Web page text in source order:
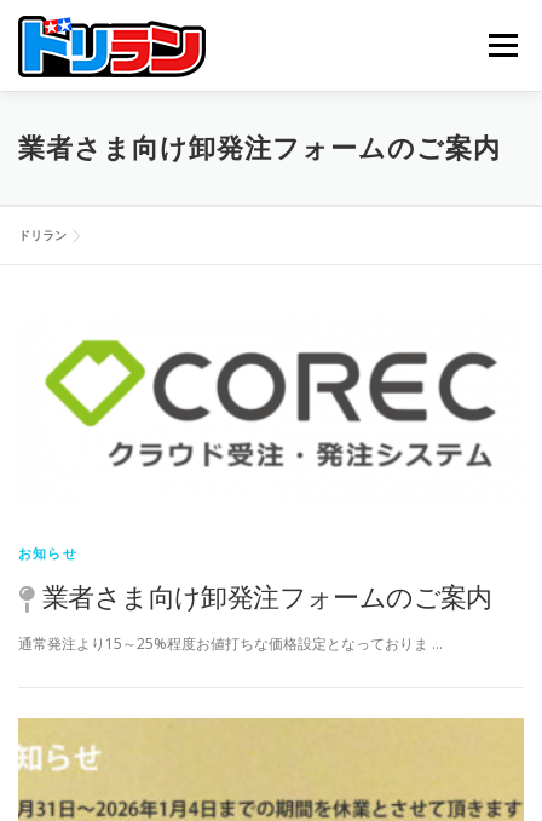
メニュー
TOP ABOUT US NEWS CONTACT
業者さま向け卸発注フォームのご案内
ドリラン
お知らせ
業者さま向け卸発注フォームのご案内
通常発注より15～25%程度お値打ちな価格設定となっておりま …